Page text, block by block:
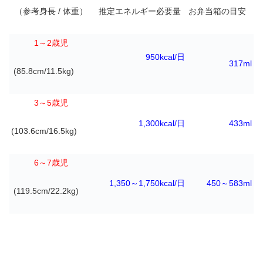
（参考身長 / 体重） 推定エネルギー必要量 お弁当箱の目安
1 ～ 2歳児
(85.8cm/11.5kg)
950kcal/日
317ml
3 ～5歳児
(103.6cm/16.5kg)
1,300kcal/日 433ml
6～7歳児
(119.5cm/22.2kg)
1,350～1,750kcal/日 450～583ml